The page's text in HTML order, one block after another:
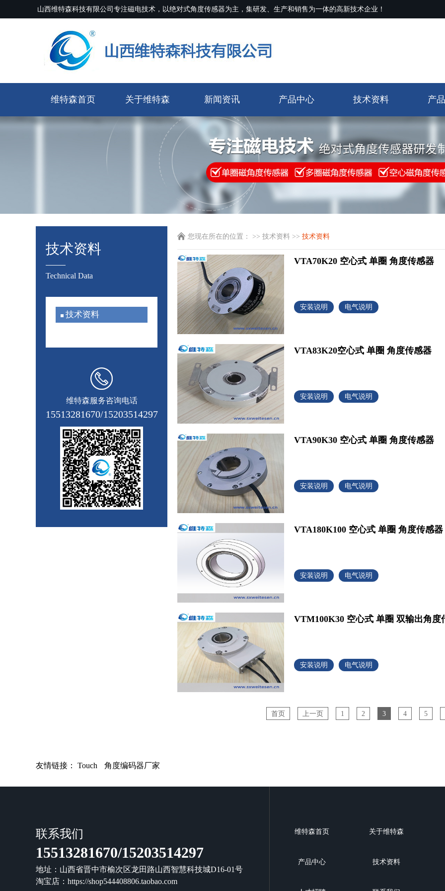
山西维特森科技有限公司专注磁电技术，以绝对式角度传感器为主，集研发、生产和销售为一体的高新技术企业！
维特森首页 关于维特森 新闻资讯 产品中心 技术资料 产
技术资料
Technical Data
技术资料
维特森服务咨询电话
15513281670/15203514297
您现在所在的位置： >> 技术资料 >> 技术资料
VTA70K20 空心式 单圈 角度传感器
安装说明 电气说明
VTA83K20空心式 单圈 角度传感器
安装说明 电气说明
VTA90K30 空心式 单圈 角度传感器
安装说明 电气说明
VTA180K100 空心式 单圈 角度传感器
安装说明 电气说明
VTM100K30 空心式 单圈 双输出角度
安装说明 电气说明
首页 上一页 1 2 3 4 5
友情链接： Touch 角度编码器厂家
联系我们
15513281670/15203514297
地址：山西省晋中市榆次区龙田路山西智慧科技城D16-01号
淘宝店： https://shop544408806.taobao.com
维特森首页 关于维特森
产品中心 技术资料